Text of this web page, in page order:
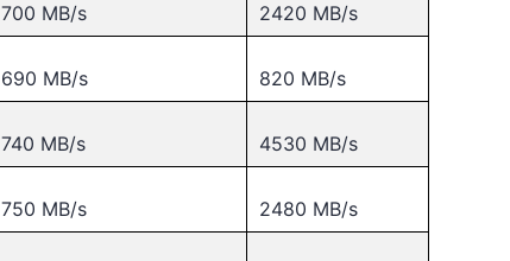
700 MB/s 2420 MB/s
690 MB/s 820 MB/s
740 MB/s 4530 MB/s
750 MB/s 2480 MB/s